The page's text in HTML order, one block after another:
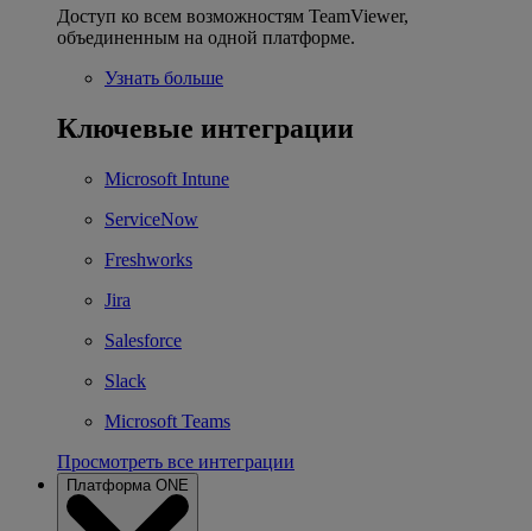
Доступ ко всем возможностям TeamViewer,
объединенным на одной платформе.
Узнать больше
Ключевые интеграции
Microsoft Intune
ServiceNow
Freshworks
Jira
Salesforce
Slack
Microsoft Teams
Просмотреть все интеграции
Платформа ONE